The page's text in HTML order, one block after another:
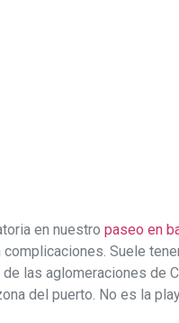
en nuestro paseo en
Suele
las aglomeraciones de
del puerto. No es la